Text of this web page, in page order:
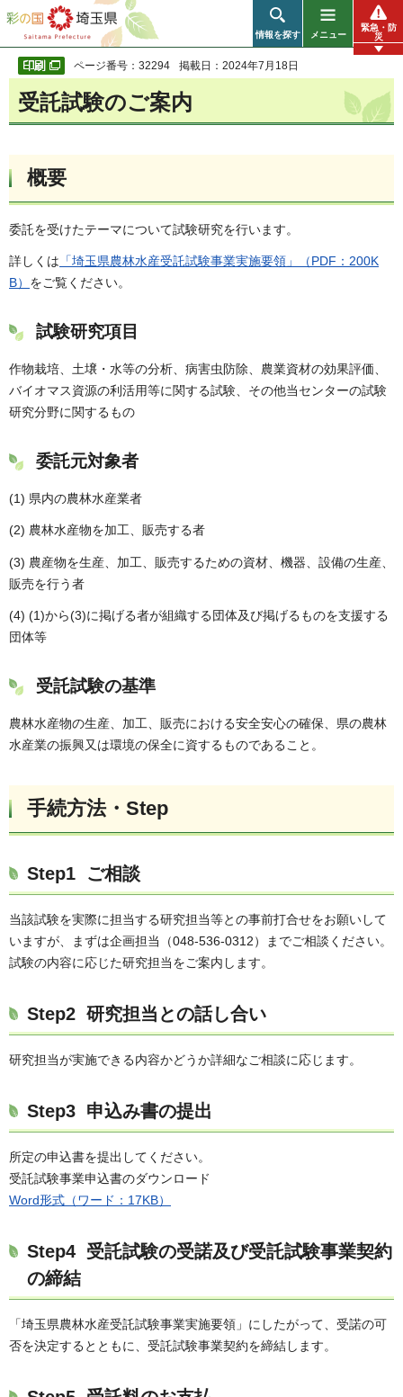
彩の国 埼玉県
情報を探す メニュー
緊急・防
災
ページ番号：32294 掲載日：2024年7月18日
受託試験のご案内
概要
委託を受けたテーマについて試験研究を行います。
詳しくは 「埼玉県農林水産受託試験事業実施要領」（PDF：200K
B） をご覧ください。
試験研究項目
作物栽培、土壌・水等の分析、病害虫防除、農業資材の効果評価、
バイオマス資源の利活用等に関する試験、その他当センターの試験
研究分野に関するもの
委託元対象者
(1) 県内の農林水産業者
(2) 農林水産物を加工、販売する者
(3) 農産物を生産、加工、販売するための資材、機器、設備の生産、
販売を行う者
(4) (1)から(3)に掲げる者が組織する団体及び掲げるものを支援する
団体等
受託試験の基準
農林水産物の生産、加工、販売における安全安心の確保、県の農林
水産業の振興又は環境の保全に資するものであること。
手続方法・Step
Step1 ご相談
当該試験を実際に担当する研究担当等との事前打合せをお願いして
いますが、まずは企画担当（048-536-0312）までご相談ください。
試験の内容に応じた研究担当をご案内します。
Step2 研究担当との話し合い
研究担当が実施できる内容かどうか詳細なご相談に応じます。
Step3 申込み書の提出
所定の申込書を提出してください。
受託試験事業申込書のダウンロード
Word形式（ワード：17KB）
Step4 受託試験の受諾及び受託試験事業契約
の締結
「埼玉県農林水産受託試験事業実施要領」にしたがって、受諾の可
否を決定するとともに、受託試験事業契約を締結します。